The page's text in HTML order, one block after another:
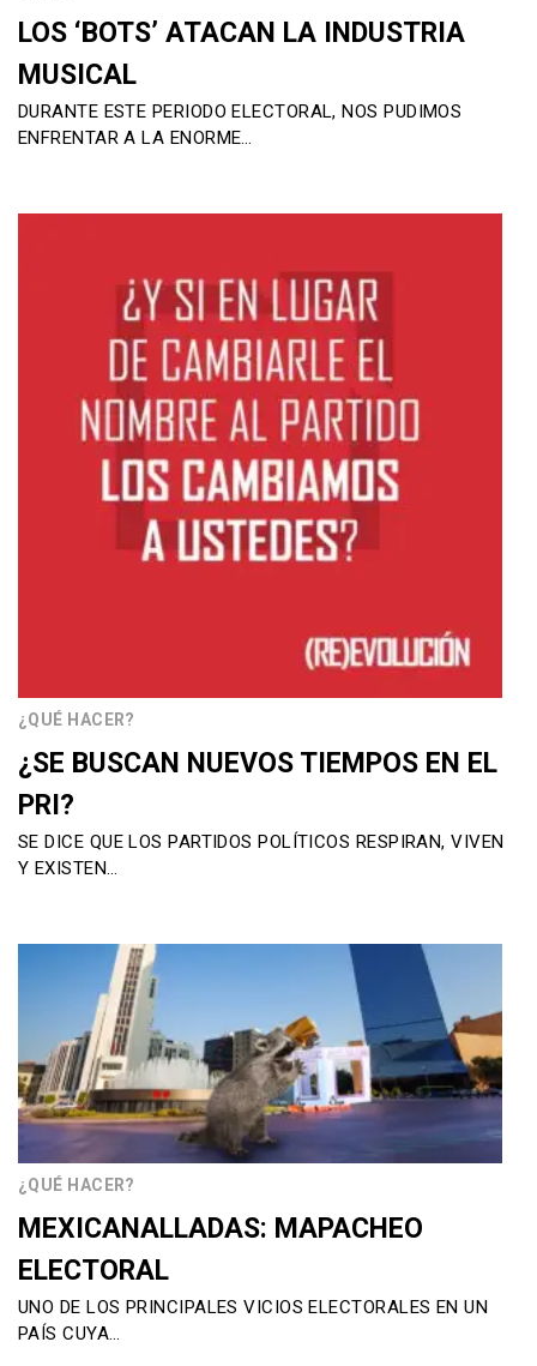
LOS ‘BOTS’ ATACAN LA INDUSTRIA
MUSICAL
DURANTE ESTE PERIODO ELECTORAL, NOS PUDIMOS
ENFRENTAR A LA ENORME…
¿QUÉ HACER?
¿SE BUSCAN NUEVOS TIEMPOS EN EL
PRI?
SE DICE QUE LOS PARTIDOS POLÍTICOS RESPIRAN, VIVEN
Y EXISTEN…
¿QUÉ HACER?
MEXICANALLADAS: MAPACHEO
ELECTORAL
UNO DE LOS PRINCIPALES VICIOS ELECTORALES EN UN
PAÍS CUYA…